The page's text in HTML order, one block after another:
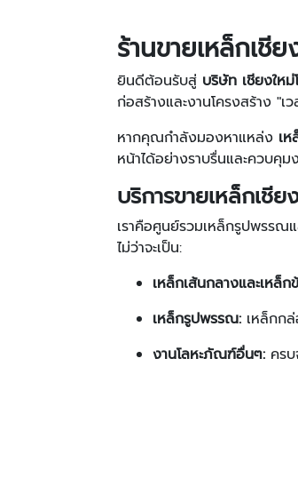
ร้านขายเหล็กเ
ยินดีต้อนรับสู่ บริษัท เชียงให
ก่อสร้างและงานโครงสร้าง "
หากคุณกำลังมองหาแหล่ง เ
หน้าได้อย่างราบรื่นและควบคุ
บริการขายเหล็กเชี
เราคือศูนย์รวมเหล็กรูปพรรณ
ไม่ว่าจะเป็น:
เหล็กเส้นกลางและเหล็
เหล็กรูปพรรณ: เหล็กก
งานโลหะภัณฑ์อื่นๆ: คร